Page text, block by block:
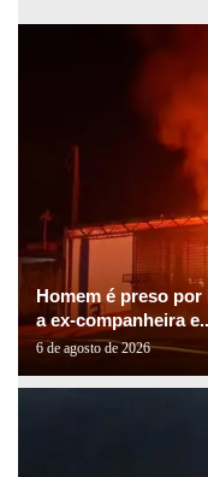
Homem é preso
a ex-companheira
6 de agosto de 2026